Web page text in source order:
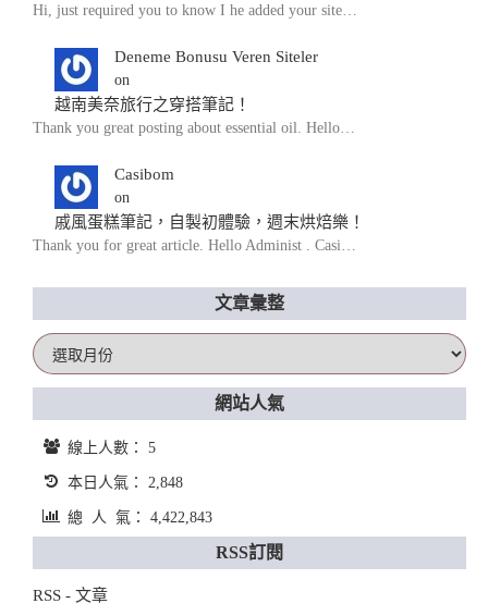
Hi, just required you to know I he added your site…
Deneme Bonusu Veren Siteler
on
越南美奈旅行之穿搭筆記！
Thank you great posting about essential oil. Hello…
Casibom
on
戚風蛋糕筆記，自製初體驗，週末烘焙樂！
Thank you for great article. Hello Administ . Casi…
文章彙整
文
章
彙
網站人氣
線上人數： 5
本日人氣： 2,848
總 人 氣： 4,422,843
RSS訂閱
RSS - 文章